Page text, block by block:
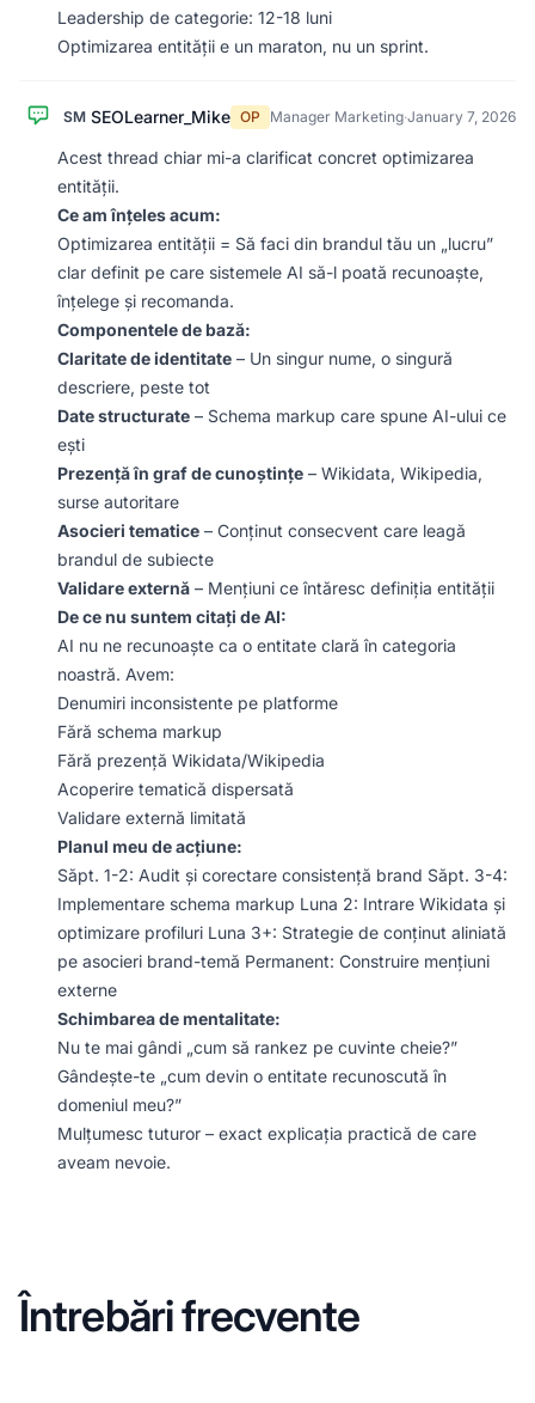
Leadership de categorie: 12-18 luni
Optimizarea entității e un maraton, nu un sprint.
SM SEOLearner_Mike OP Manager Marketing·January 7, 2026
Acest thread chiar mi-a clarificat concret optimizarea
entității.
Ce am înțeles acum:
Optimizarea entității = Să faci din brandul tău un „lucru”
clar definit pe care sistemele AI să-l poată recunoaște,
înțelege și recomanda.
Componentele de bază:
Claritate de identitate – Un singur nume, o singură
descriere, peste tot
Date structurate – Schema markup care spune AI-ului ce
ești
Prezență în graf de cunoștințe – Wikidata, Wikipedia,
surse autoritare
Asocieri tematice – Conținut consecvent care leagă
brandul de subiecte
Validare externă – Mențiuni ce întăresc definiția entității
De ce nu suntem citați de AI:
AI nu ne recunoaște ca o entitate clară în categoria
noastră. Avem:
Denumiri inconsistente pe platforme
Fără schema markup
Fără prezență Wikidata/Wikipedia
Acoperire tematică dispersată
Validare externă limitată
Planul meu de acțiune:
Săpt. 1-2: Audit și corectare consistență brand Săpt. 3-4:
Implementare schema markup Luna 2: Intrare Wikidata și
optimizare profiluri Luna 3+: Strategie de conținut aliniată
pe asocieri brand-temă Permanent: Construire mențiuni
externe
Schimbarea de mentalitate:
Nu te mai gândi „cum să rankez pe cuvinte cheie?”
Gândește-te „cum devin o entitate recunoscută în
domeniul meu?”
Mulțumesc tuturor – exact explicația practică de care
aveam nevoie.
Întrebări frecvente